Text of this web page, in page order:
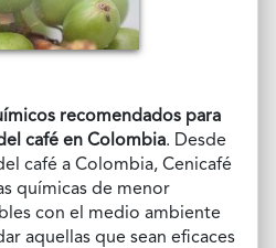
recomendados para
café en Colombia. Desde
café a Colombia, Cenicafé
químicas de menor
con el medio ambiente
aquellas que sean eficaces